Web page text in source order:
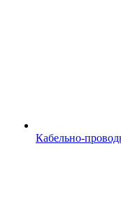
Кабельно-